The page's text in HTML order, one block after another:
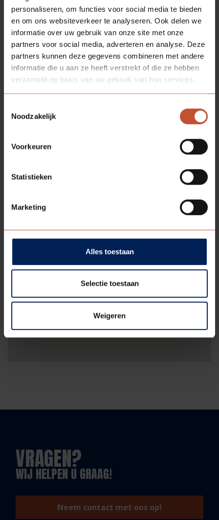
personaliseren, om functies voor social media te bieden
en om ons websiteverkeer te analyseren. Ook delen we
informatie over uw gebruik van onze site met onze
partners voor social media, adverteren en analyse. Deze
partners kunnen deze gegevens combineren met andere
informatie die u aan ze heeft verstrekt of die ze hebben
verzameld op basis van uw gebruik van hun services.
Noodzakelijk
Voorkeuren
Statistieken
Marketing
Alles toestaan
Selectie toestaan
Weigeren
VRAGEN?
WIJ HELPEN U GRAAG!
Neem contact met ons op!